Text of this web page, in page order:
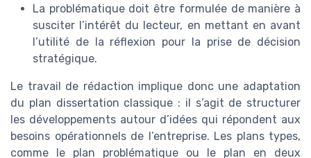
La problématique doit être formulée de manière à
susciter l’intérêt du lecteur, en mettant en avant
l’utilité de la réflexion pour la prise de décision
stratégique.
Le travail de rédaction implique donc une adaptation
du plan dissertation classique : il s’agit de structurer
les développements autour d’idées qui répondent aux
besoins opérationnels de l’entreprise. Les plans types,
comme le plan problématique ou le plan en deux